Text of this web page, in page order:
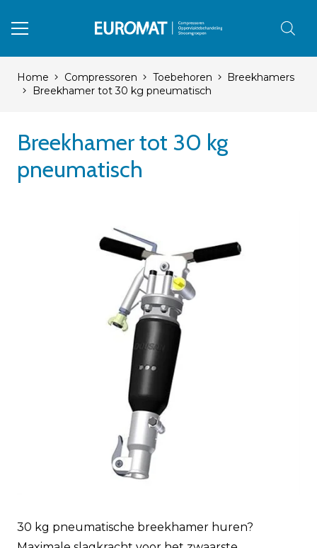
Home Compressoren Toebehoren
Breekhamers
Breekhamer tot 30 kg pneumatisch
Breekhamer tot 30 kg
pneumatisch
30 kg pneumatische breekhamer huren?